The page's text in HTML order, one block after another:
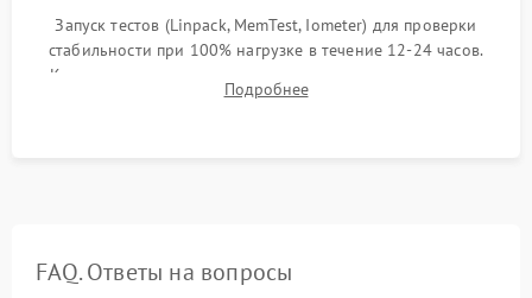
Запуск тестов (Linpack, MemTest, Iometer) для проверки
стабильности при 100% нагрузке в течение 12-24 часов.
Контроль температурных режимов, проверка отсутствия
троттлинга и подготовка сервера к выдаче.
Подробнее
FAQ. Ответы на вопросы